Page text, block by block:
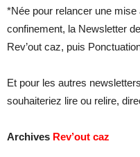
*Née pour relancer une
confinement, la Newsletter
Rev’out caz, puis
Et pour les autres
souhaiteriez lire ou relire,
Archives Rev’out caz